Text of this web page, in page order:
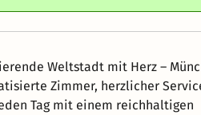
Weltstadt mit Herz –
Zimmer, herzlicher